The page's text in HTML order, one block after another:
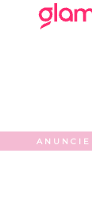
ANUNCIE